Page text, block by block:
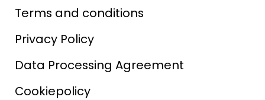
Terms and conditions
Privacy Policy
Data Processing Agreement
Cookiepolicy